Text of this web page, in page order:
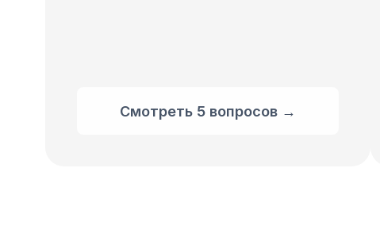
Смотреть 5 вопросов →